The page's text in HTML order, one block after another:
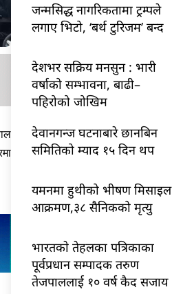
जन्मसिद्ध नागरिकतामा ट्रम्पले
लगाए भिटो, ‘बर्थ टुरिजम’ बन्द
देशभर सक्रिय मनसुन : भारी
वर्षाको सम्भावना, बाढी–
पहिरोको जोखिम
देवानगन्ज घटनाबारे छानबिन
समितिको म्याद १५ दिन थप
यमनमा हुथीको भीषण मिसाइल
आक्रमण,३८ सैनिकको मृत्यु
भारतकाे तेहलका पत्रिकाका
पूर्वप्रधान सम्पादक तरुण
तेजपाललाई १० वर्ष कैद सजाय